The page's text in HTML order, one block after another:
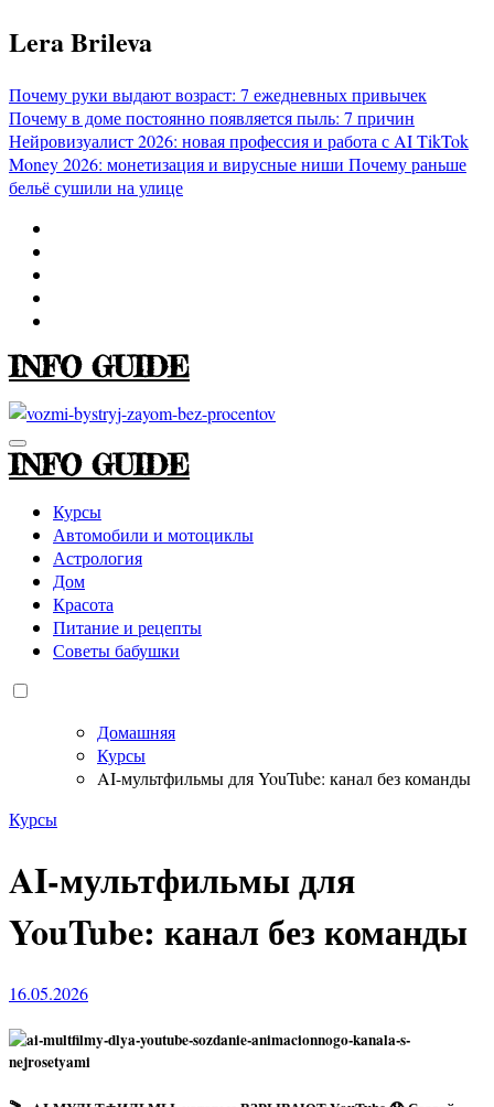
Перейти
к
Lera Brileva
Почему руки выдают возраст: 7 ежедневных привычек
Почему в доме постоянно появляется пыль: 7 причин
Нейровизуалист 2026: новая профессия и работа с AITikTok
Money 2026: монетизация и вирусные ниши Почему раньше
бельё сушили на улице
INFO GUIDE
INFO GUIDE
Курсы
Автомобили и мотоциклы
Астрология
Дом
Красота
Питание и рецепты
Советы бабушки
Домашняя
Курсы
AI-мультфильмы для YouTube: канал без команды
Курсы
AI-мультфильмы для
YouTube: канал без команды
16.05.2026